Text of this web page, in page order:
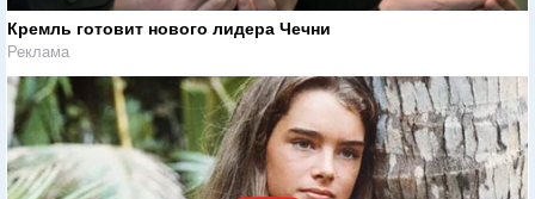
Кремль готовит нового лидера Чечни
Реклама